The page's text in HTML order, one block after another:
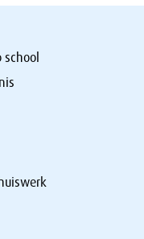
school